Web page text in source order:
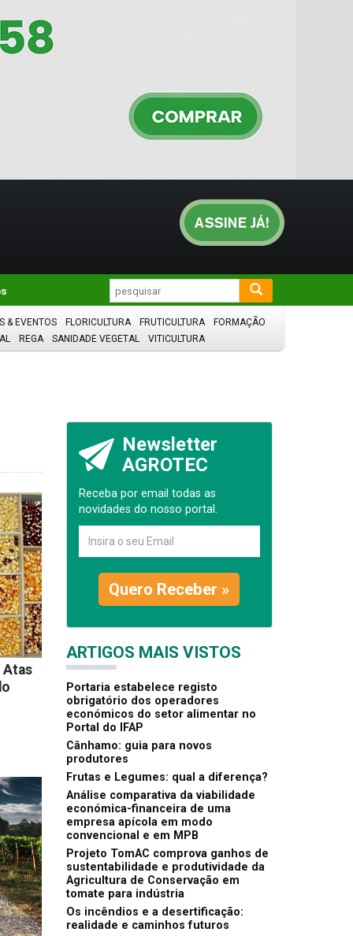
& EVENTOS FLORICULTURA FRUTICULTURA
FORMAÇÃO
REGA SANIDADE VEGETAL VITICULTURA
Atas
Newsletter
AGROTEC
Receba por email todas as
novidades do nosso portal.
Quero Receber »
ARTIGOS MAIS VISTOS
Portaria estabelece registo
obrigatório dos operadores
económicos do setor alimentar no
Portal do IFAP
Cânhamo: guia para novos
produtores
Frutas e Legumes: qual a diferença?
Análise comparativa da viabilidade
económica-financeira de uma
empresa apícola em modo
convencional e em MPB
Projeto TomAC comprova ganhos de
sustentabilidade e produtividade da
Agricultura de Conservação em
tomate para indústria
Os incêndios e a desertificação:
realidade e caminhos futuros